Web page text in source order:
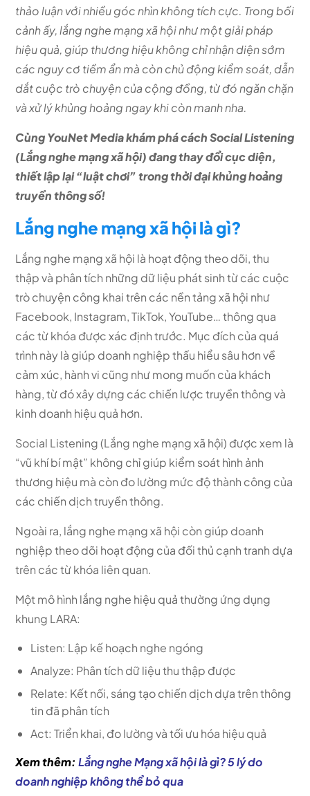
thảo luận với nhiều góc nhìn không tích cực. Trong bối
cảnh ấy, lắng nghe mạng xã hội như một giải pháp
hiệu quả, giúp thương hiệu không chỉ nhận diện sớm
các nguy cơ tiềm ẩn mà còn chủ động kiểm soát, dẫn
dắt cuộc trò chuyện của cộng đồng, từ đó ngăn chặn
và xử lý khủng hoảng ngay khi còn manh nha.
Cùng YouNet Media khám phá cách Social Listening
(Lắng nghe mạng xã hội) đang thay đổi cục diện,
thiết lập lại “luật chơi” trong thời đại khủng hoảng
truyền thông số!
Lắng nghe mạng xã hội là gì?
Lắng nghe mạng xã hội là hoạt động theo dõi, thu
thập và phân tích những dữ liệu phát sinh từ các cuộc
trò chuyện công khai trên các nền tảng xã hội như
Facebook, Instagram, TikTok, YouTube… thông qua
các từ khóa được xác định trước. Mục đích của quá
trình này là giúp doanh nghiệp thấu hiểu sâu hơn về
cảm xúc, hành vi cũng như mong muốn của khách
hàng, từ đó xây dựng các chiến lược truyền thông và
kinh doanh hiệu quả hơn.
Social Listening (Lắng nghe mạng xã hội) được xem là
“vũ khí bí mật” không chỉ giúp kiểm soát hình ảnh
thương hiệu mà còn đo lường mức độ thành công của
các chiến dịch truyền thông.
Ngoài ra, lắng nghe mạng xã hội còn giúp doanh
nghiệp theo dõi hoạt động của đối thủ cạnh tranh dựa
trên các từ khóa liên quan.
Một mô hình lắng nghe hiệu quả thường ứng dụng
khung LARA:
Listen: Lập kế hoạch nghe ngóng
Analyze: Phân tích dữ liệu thu thập được
Relate: Kết nối, sáng tạo chiến dịch dựa trên thông
tin đã phân tích
Act: Triển khai, đo lường và tối ưu hóa hiệu quả
Xem thêm:Lắng nghe Mạng xã hội là gì? 5 lý do
doanh nghiệp không thể bỏ qua